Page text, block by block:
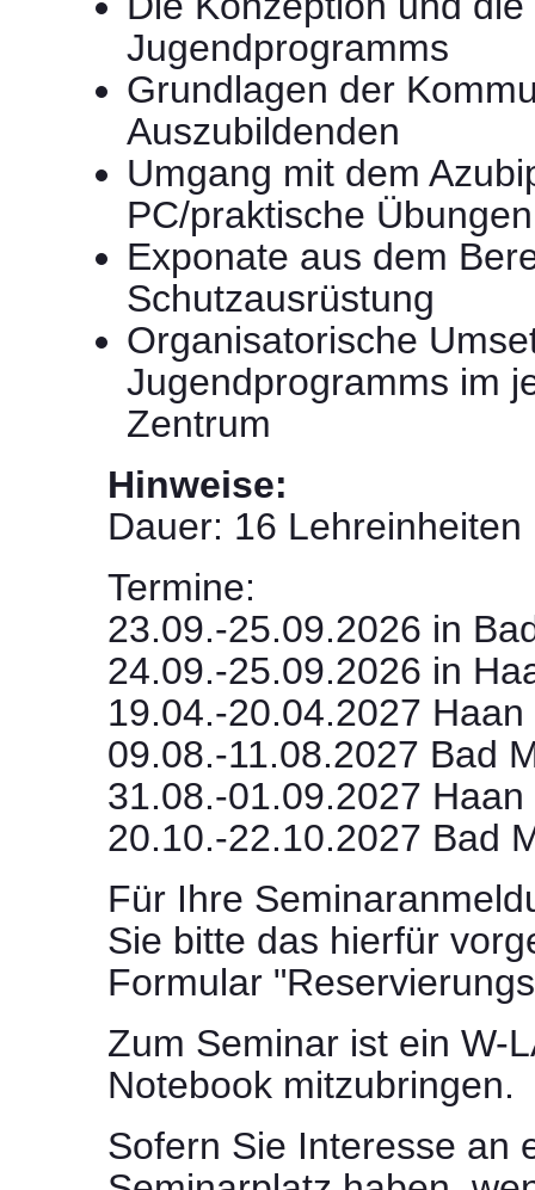
Jugendprogramms
Grundlagen der
Auszubildenden
Umgang mit dem
PC/praktische Übungen
Exponate aus dem
Schutzausrüstung
Organisatorische
Jugendprogramms im
Zentrum
Hinweise:
Dauer: 16 Lehreinheiten
Termine:
23.09.-25.09.2026 in
24.09.-25.09.2026 in
19.04.-20.04.2027 Haan
09.08.-11.08.2027 Bad
31.08.-01.09.2027 Haan
20.10.-22.10.2027 Bad
Für Ihre
Sie bitte das hierfür
Formular
Zum Seminar ist ein W-
Notebook mitzubringen.
Sofern Sie Interesse an